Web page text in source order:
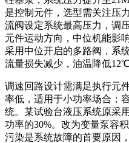
是控制元件，选型需关注压
流阀设定系统最高压力，调
元件运动方向，中位机能影
采用中位开启的多路阀，系
流量损失减少，油温降低12℃
调速回路设计需满足执行元
率低，适用于小功率场合；
统。某试验台液压系统原采
功率的30%。改为变量泵容
污染是系统故障的首要原因